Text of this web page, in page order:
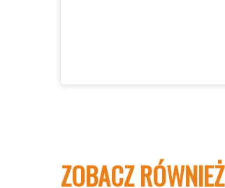
ZOBACZ RÓWNIEŻ